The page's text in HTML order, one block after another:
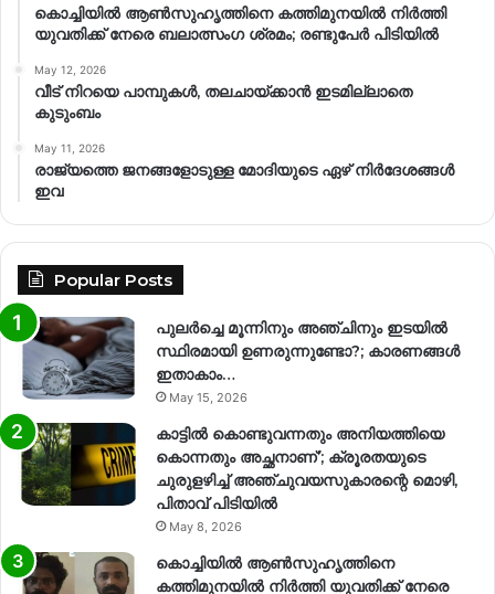
കൊച്ചിയിൽ ആൺസുഹൃത്തിനെ കത്തിമുനയിൽ നിർത്തി
യുവതിക്ക് നേരെ ബലാത്സംഗ​ ശ്രമം; രണ്ടുപേർ പിടിയിൽ
May 12, 2026
വീട് നിറയെ പാമ്പുകൾ, തലചായ്ക്കാൻ ഇടമില്ലാതെ
കുടുംബം
May 11, 2026
രാജ്യത്തെ ജനങ്ങളോടുള്ള മോദിയുടെ ഏഴ് നിര്‍ദേശങ്ങള്‍
ഇവ
Popular Posts
പുലർച്ചെ മൂന്നിനും അഞ്ചിനും ഇടയിൽ
സ്ഥിരമായി ഉണരുന്നുണ്ടോ?; കാരണങ്ങള്‍
ഇതാകാം…
May 15, 2026
കാട്ടിൽ കൊണ്ടുവന്നതും അനിയത്തിയെ
കൊന്നതും അച്ഛനാണ്’; ക്രൂരതയുടെ
ചുരുളഴിച്ച് അഞ്ചുവയസുകാരന്റെ മൊഴി,
പിതാവ് പിടിയിൽ
May 8, 2026
കൊച്ചിയിൽ ആൺസുഹൃത്തിനെ
കത്തിമുനയിൽ നിർത്തി യുവതിക്ക് നേരെ